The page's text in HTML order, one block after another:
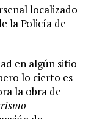
localizado
la Policía de
en algún sitio
lo cierto es
la obra de